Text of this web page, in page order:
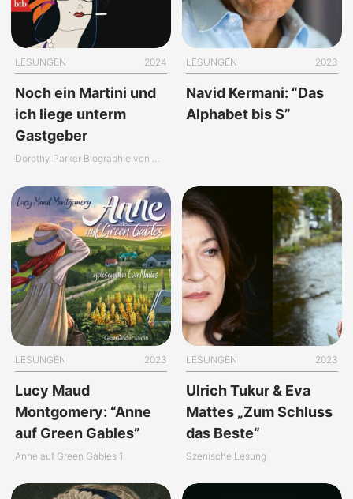
LESUNGEN 2024
Noch ein Martini und
ich liege unterm
Gastgeber
Dorothy Parker Biographie von Michaela Karl
LESUNGEN 2023
Navid Kermani: “Das
Alphabet bis S”
LESUNGEN 2023
Lucy Maud
Montgomery: “Anne
auf Green Gables”
Anne auf Green Gables 1
LESUNGEN 2023
Ulrich Tukur & Eva
Mattes „Zum Schluss
das Beste“
Szenische Lesung